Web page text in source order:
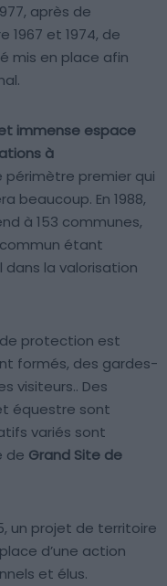
après de
1967 et 1974, de
mis en place afin
immense espace
à
périmètre premier qui
beaucoup. En 1988,
à 153 communes,
commun étant
dans la valorisation
de protection est
formés, des gardes-
visiteurs.. Des
équestre sont
variés sont
de Grand Site de
un projet de territoire
d’une action
et élus.